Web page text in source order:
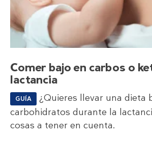
Comer bajo en carbos o
lactancia
GUÍA
¿Quieres llevar una dieta
carbohidratos durante la
cosas a tener en cuenta.